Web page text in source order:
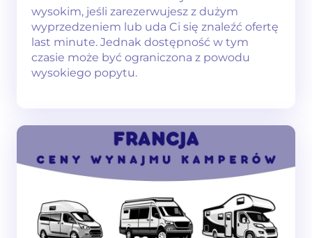
wysokim, jeśli zarezerwujesz z dużym
wyprzedzeniem lub uda Ci się znaleźć ofertę
last minute. Jednak dostępność w tym
czasie może być ograniczona z powodu
wysokiego popytu.